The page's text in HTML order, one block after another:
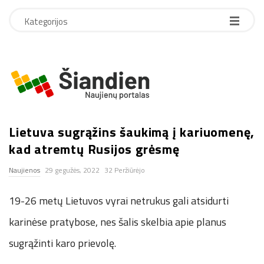
Kategorijos
S
a
n
d
i
Lietuva sugrąžins šaukimą į kariuomenę,
kad atremtų Rusijos grėsmę
Naujienos 29 gegužės, 2022 32 Peržiūrėjo
19-26 metų Lietuvos vyrai netrukus gali atsidurti
karinėse pratybose, nes šalis skelbia apie planus
sugrąžinti karo prievolę.